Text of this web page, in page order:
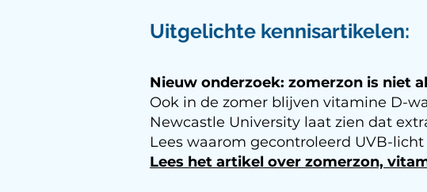
Uitgelichte kennisartikelen:
Nieuw onderzoek: zomerzon is niet
Ook in de zomer blijven vitamine D-
Newcastle University laat zien dat
Lees waarom gecontroleerd UVB-
Lees het artikel over zomerzon,